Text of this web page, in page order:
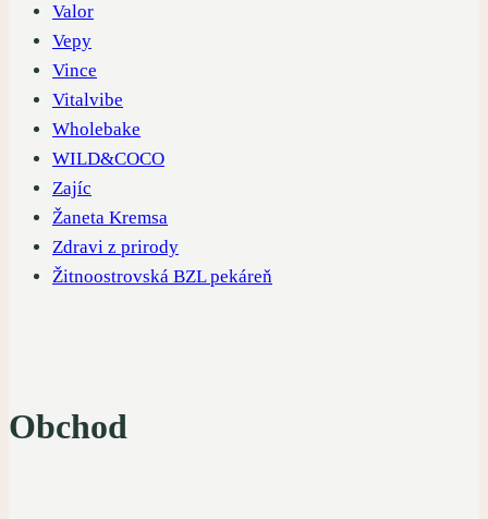
Valor
Vepy
Vince
Vitalvibe
Wholebake
WILD&COCO
Zajíc
Žaneta Kremsa
Zdravi z prirody
Žitnoostrovská BZL pekáreň
Obchod